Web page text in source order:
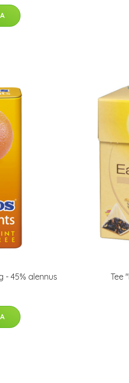
- 45% alennus
Tee